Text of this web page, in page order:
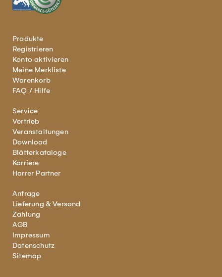
Produkte
Registrieren
Konto aktivieren
Meine Merkliste
Warenkorb
FAQ / Hilfe
Service
Vertrieb
Veranstaltungen
Download
Blätterkataloge
Karriere
Harrer Partner
Anfrage
Lieferung & Versand
Zahlung
AGB
Impressum
Datenschutz
Sitemap